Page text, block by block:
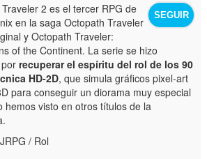
SEGUIR
2 es el tercer RPG de
en la saga Octopath Traveler
y Octopath Traveler:
of the Continent. La serie se hizo
porrecuperar el espíritu del rol de los 90
HD-2D, que simula gráficos pixel-art
para conseguir un diorama muy especial
hemos visto en otros títulos de la
JRPG / Rol